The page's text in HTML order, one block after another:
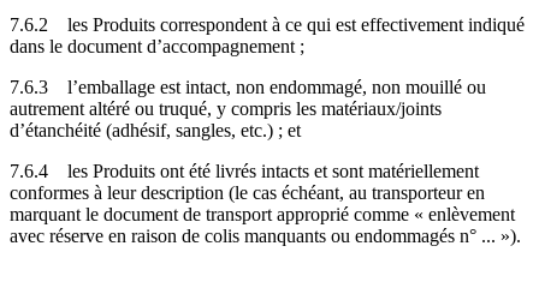
7.6.2
les Produits correspondent à ce qui est effectivement indiqué
dans le document d’accompagnement ;
7.6.3
l’emballage est intact, non endommagé, non mouillé ou
autrement altéré ou truqué, y compris les matériaux/joints
d’étanchéité (adhésif, sangles, etc.) ; et
7.6.4
les Produits ont été livrés intacts et sont matériellement
conformes à leur description (le cas échéant, au transporteur en
marquant le document de transport approprié comme « enlèvement
avec réserve en raison de colis manquants ou endommagés n° ... »).